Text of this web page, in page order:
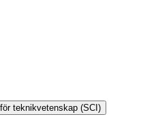
teknikvetenskap (SCI)